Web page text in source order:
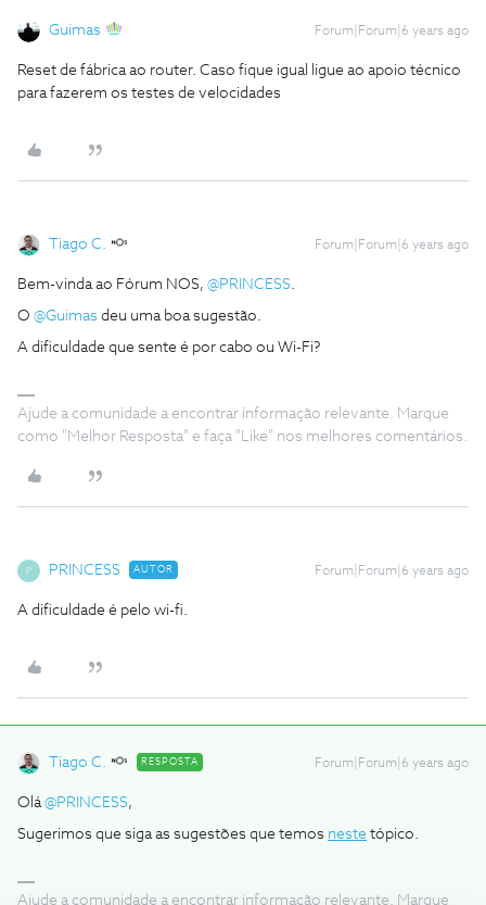
Guimas Forum|Forum|6 years ago
Reset de fábrica ao router. Caso fique igual ligue ao apoio técnico
para fazerem os testes de velocidades
Tiago C. Forum|Forum|6 years ago
Bem-vinda ao Fórum NOS, @PRINCESS.
O @Guimas deu uma boa sugestão.
A dificuldade que sente é por cabo ou Wi-Fi?
Ajude a comunidade a encontrar informação relevante. Marque
como "Melhor Resposta" e faça "Like" nos melhores comentários.
P PRINCESS AUTOR Forum|Forum|6 years ago
A dificuldade é pelo wi-fi.
Tiago C. RESPOSTA Forum|Forum|6 years ago
Olá@PRINCESS,
Sugerimos que siga as sugestões que temos neste tópico.
Ajude a comunidade a encontrar informação relevante. Marque